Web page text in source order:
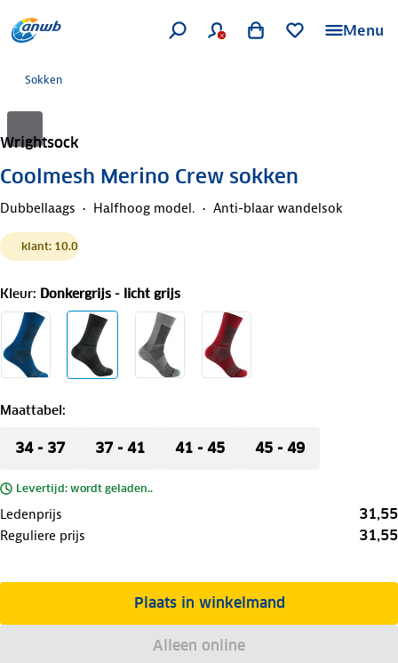
Menu
Sokken
Wrightsock
Coolmesh Merino Crew sokken
Dubbellaags Halfhoog model. Anti-blaar wandelsok
klant: 10.0
Kleur: Donkergrijs - licht grijs
Maattabel:
34 - 37 37 - 41 41 - 45 45 - 49
Levertijd: wordt geladen..
Ledenprijs 31,55
Reguliere prijs 31,55
Plaats in winkelmand
Alleen online